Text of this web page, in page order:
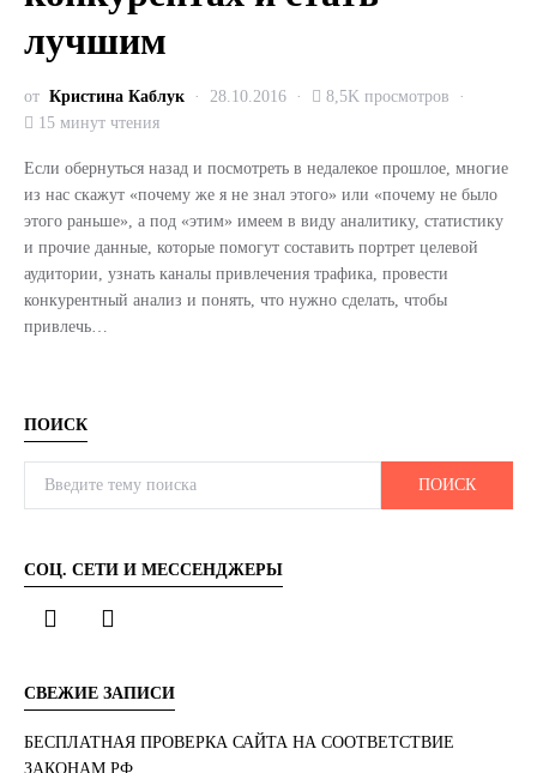
лучшим
от Кристина Каблук 28.10.2016
8,5K просмотров
15 минут чтения
Если обернуться назад и посмотреть в недалекое прошлое, многие
из нас скажут «почему же я не знал этого» или «почему не было
этого раньше», а под «этим» имеем в виду аналитику, статистику
и прочие данные, которые помогут составить портрет целевой
аудитории, узнать каналы привлечения трафика, провести
конкурентный анализ и понять, что нужно сделать, чтобы
привлечь…
ПОИСК
ПОИСК
СОЦ. СЕТИ И МЕССЕНДЖЕРЫ
СВЕЖИЕ ЗАПИСИ
БЕСПЛАТНАЯ ПРОВЕРКА САЙТА НА СООТВЕТСТВИЕ
ЗАКОНАМ РФ